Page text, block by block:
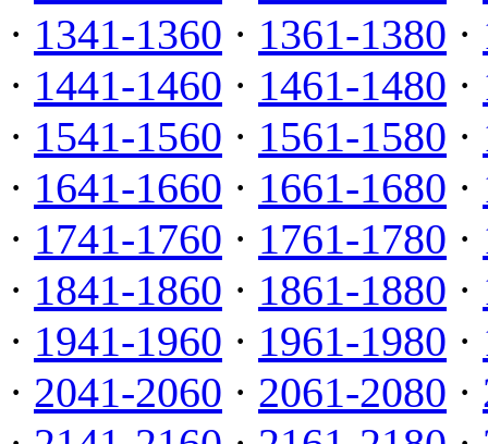
· 1341-1360 · 1361-1380 ·
· 1441-1460 · 1461-1480 ·
· 1541-1560 · 1561-1580 ·
· 1641-1660 · 1661-1680 ·
· 1741-1760 · 1761-1780 ·
· 1841-1860 · 1861-1880 ·
· 1941-1960 · 1961-1980 ·
· 2041-2060 · 2061-2080 ·